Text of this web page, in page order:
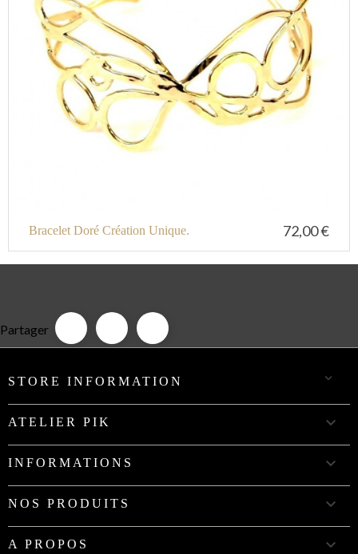
Bracelet Doré Création Unique. 72,00 €
Partager
STORE INFORMATION 
ATELIER PIK 
INFORMATIONS 
NOS PRODUITS 
A PROPOS 